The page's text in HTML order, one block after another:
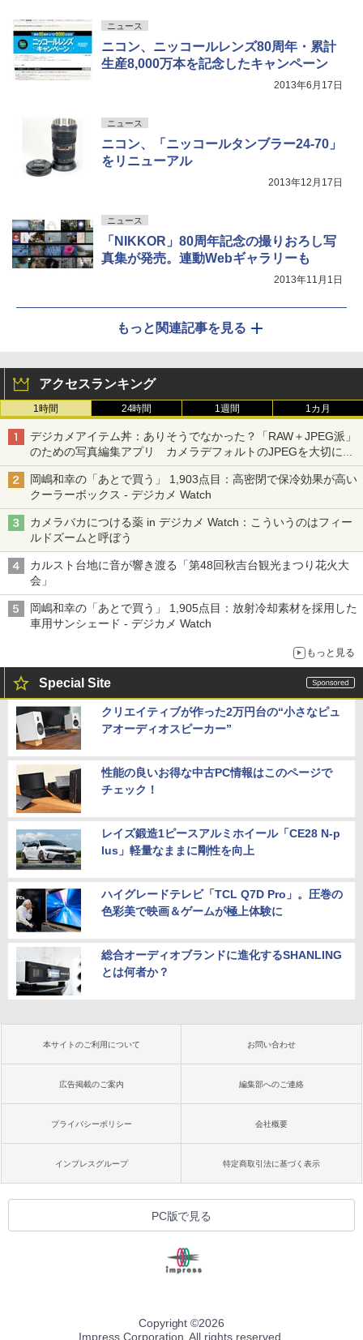
ニュース
ニコン、ニッコールレンズ80周年・累計
生産8,000万本を記念したキャンペーン
2013年6月17日
ニュース
ニコン、「ニッコールタンブラー24-70」
をリニューアル
2013年12月17日
ニュース
「NIKKOR」80周年記念の撮りおろし写
真集が発売。連動Webギャラリーも
2013年11月1日
もっと関連記事を見る
アクセスランキング
1時間 24時間 1週間 1カ月
デジカメアイテム丼：ありそうでなかった？「RAW＋JPEG派」
のための写真編集アプリ カメラデフォルトのJPEGを大切にす
る「Filmator」
岡嶋和幸の「あとで買う」 1,903点目：高密閉で保冷効果が高い
クーラーボックス - デジカメ Watch
カメラバカにつける薬 in デジカメ Watch：こういうのはフィー
ルドズームと呼ぼう
カルスト台地に音が響き渡る「第48回秋吉台観光まつり花火大
会」
岡嶋和幸の「あとで買う」 1,905点目：放射冷却素材を採用した
車用サンシェード - デジカメ Watch
もっと見る
Special Site
クリエイティブが作った2万円台の“小さなピュ
アオーディオスピーカー”
性能の良いお得な中古PC情報はこのページで
チェック！
レイズ鍛造1ピースアルミホイール「CE28 N-p
lus」軽量なままに剛性を向上
ハイグレードテレビ「TCL Q7D Pro」。圧巻の
色彩美で映画＆ゲームが極上体験に
総合オーディオブランドに進化するSHANLING
とは何者か？
本サイトのご利用について お問い合わせ
広告掲載のご案内 編集部へのご連絡
プライバシーポリシー 会社概要
インプレスグループ 特定商取引法に基づく表示
PC版で見る
Copyright ©2026
Impress Corporation. All rights reserved.